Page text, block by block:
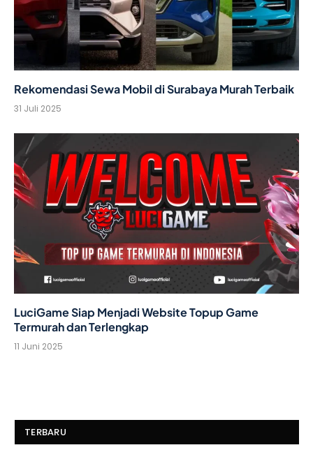
Rekomendasi Sewa Mobil di Surabaya Murah Terbaik
31 Juli 2025
LuciGame Siap Menjadi Website Topup Game
Termurah dan Terlengkap
11 Juni 2025
TERBARU